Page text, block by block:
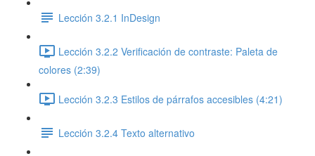
Lección 3.2.1 InDesign
Lección 3.2.2 Verificación de contraste: Paleta de
colores (2:39)
Lección 3.2.3 Estilos de párrafos accesibles (4:21)
Lección 3.2.4 Texto alternativo